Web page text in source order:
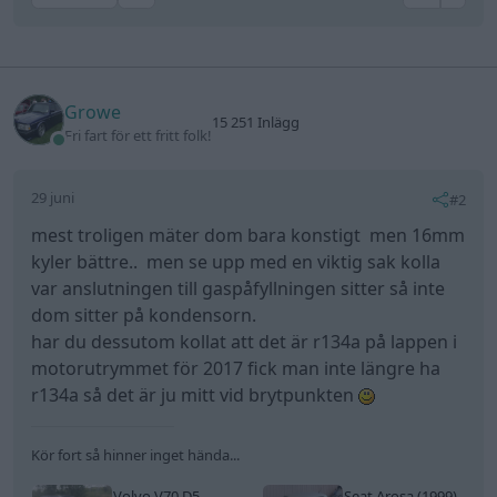
Growe
Fri fart för ett fritt folk!
15 251 Inlägg
29 juni #2
mest troligen mäter dom bara konstigt men 16mm
kyler bättre.. men se upp med en viktig sak kolla
var anslutningen till gaspåfyllningen sitter så inte
dom sitter på kondensorn.
har du dessutom kollat att det är r134a på lappen i
motorutrymmet för 2017 fick man inte längre ha
r134a så det är ju mitt vid brytpunkten
Kör fort så hinner inget hända...